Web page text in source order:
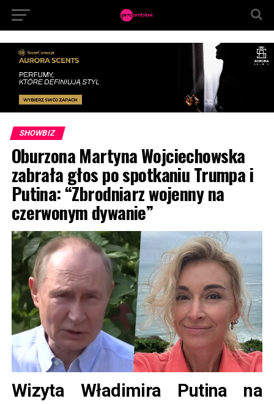
SHOWBIZ
Oburzona Martyna Wojciechowska
zabrała głos po spotkaniu Trumpa i
Putina: “Zbrodniarz wojenny na
czerwonym dywanie”
Wizyta Władimira Putina na